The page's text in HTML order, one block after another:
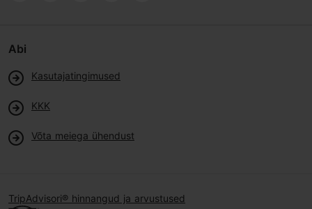
Abi
Kasutajatingimused
KKK
Võta meiega ühendust
TripAdvisori® hinnangud ja arvustused